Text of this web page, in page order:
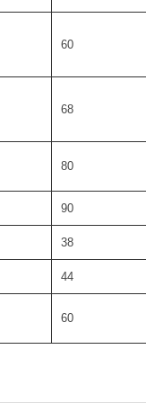
60
68
80
90
38
44
60